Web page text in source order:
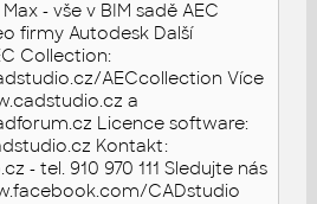
- vše v BIM sadě AEC
firmy Autodesk Další
Collection:
AECcollection Více
a
Licence software:
Kontakt:
- tel. 910 970 111 Sledujte nás
CADstudio